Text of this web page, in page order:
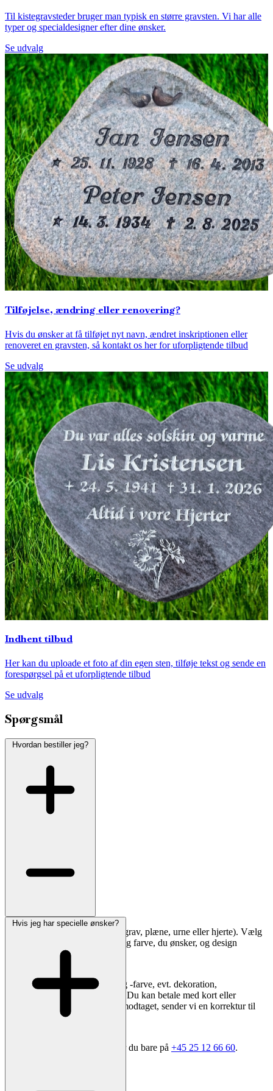
Til kistegravsteder bruger man typisk en større gravsten. Vi har alle
typer og specialdesigner efter dine ønsker.
Se udvalg
Tilføjelse, ændring eller renovering?
Hvis du ønsker at få tilføjet nyt navn, ændret inskriptionen eller
renoveret en gravsten, så kontakt os her for uforpligtende tilbud
Se udvalg
Indhent tilbud
Her kan du uploade et foto af din egen sten, tilføje tekst og sende en
forespørgsel på et uforpligtende tilbud
Se udvalg
Spørgsmål
Hvordan bestiller jeg?
Vælg først gravstedstype (kistegrav, plæne, urne eller hjerte). Vælg
derefter en sten i den størrelse og farve, du ønsker, og design
inskriptionen direkte på siden.
I kassen vælger du skrifttype og -farve, evt. dekoration,
leveringsadresse og opsætning. Du kan betale med kort eller
bankoverførsel. Når ordren er modtaget, sender vi en korrektur til
Har du brug for sparring, ringer du bare på +45 25 12 66 60.
Hvis jeg har specielle ønsker?